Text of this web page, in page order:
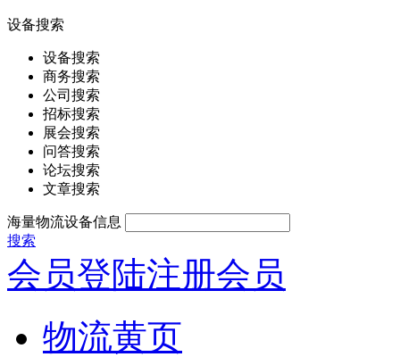
设备搜索
设备搜索
商务搜索
公司搜索
招标搜索
展会搜索
问答搜索
论坛搜索
文章搜索
海量物流设备信息
搜索
会员登陆注册会员
物流黄页